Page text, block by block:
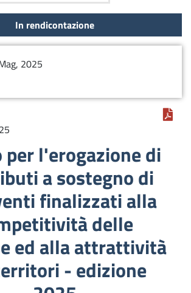
In rendicontazione
2025
per l'erogazione di
a sostegno di
finalizzati alla
delle
ed alla attrattività
- edizione